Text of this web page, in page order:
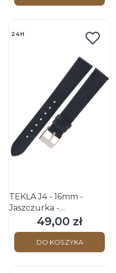
24H
TEKLA J4 - 16mm -
Jaszczurka -
GRANATOWY -
Skórzany pasek do
zegarka
Cena
49,00 zł
DO KOSZYKA